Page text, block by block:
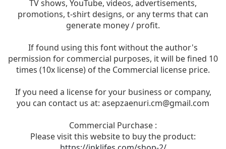
TV shows, YouTube, videos, advertisements,
promotions, t-shirt designs, or any terms that can
generate money / profit.
If found using this font without the author's
permission for commercial purposes, it will be fined 10
times (10x license) of the Commercial license price.
If you need a license for your business or company,
you can contact us at: asepzaenuri.cm@gmail.com
Commercial Purchase :
Please visit this website to buy the product: